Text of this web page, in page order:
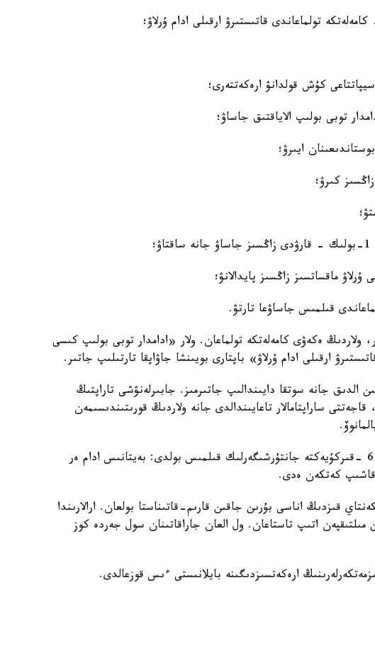
ەكەۋى كامەلەتكە تولماعان. ولار «ادامدار توبى بولىپ كىسى
ارقىلى ادام ۇرلاۋ» باپتارى بويىنشا جاۋاپقا تارتىلىپ جاتىر.
الدىق جانە سوتقا دايىندالىپ جاتىرمىز. جابىرلەنۋشى تاراپتىڭ
ساراپتامالار تاعايىندالدى جانە ولاردىڭ قورىتىندىسىمەن
ەسكە سالايىق، تالعاردا 2025 -جىلعى 6 -قىركۇيەكتە جانتۇرشىگەرلىك قىلمىس بولدى: بەيتانىس ادام ەر
قاشىپ كەتكەن ەدى.
قىزدىڭ اناسى بۇرىن جاقىن قارىم-قاتىناستا بولعان. ارالارىندا
اتىپ تاستاعان. ول العان جاراقاتىنان سول جەردە كوز
ارەكەتسىزدىگىنە بايلانىستى ءىس قوزعالدى.